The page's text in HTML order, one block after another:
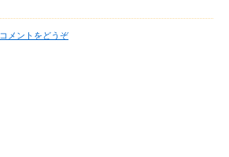
コメントをどうぞ